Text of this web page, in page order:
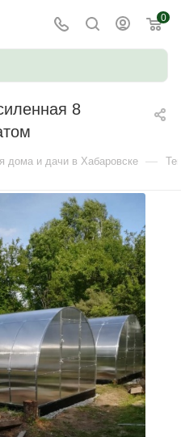
0
8
дома и дачи в Хабаровске —